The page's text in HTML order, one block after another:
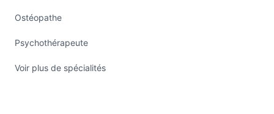
Ostéopathe
Psychothérapeute
Voir plus de spécialités